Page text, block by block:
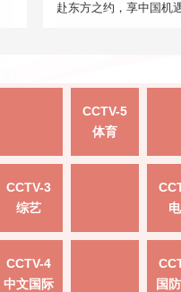
赴东方之约，享中国机
CCTV-5
体育
CCTV-3
综艺
CCTV-4
中文国际
国